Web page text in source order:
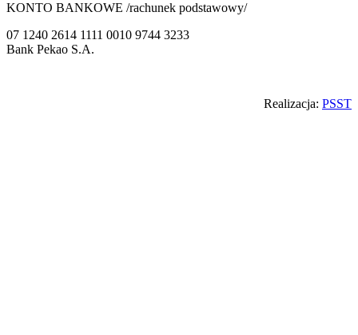
KONTO BANKOWE /rachunek podstawowy/
07 1240 2614 1111 0010 9744 3233
Bank Pekao S.A.
Realizacja: PSST